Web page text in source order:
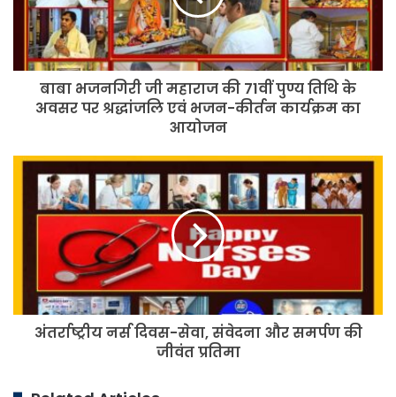
71वीं
तिथि
के
भजन-
कार्यक्रम
बाबा भजनगिरी जी महाराज की 71वीं पुण्य तिथि के
अवसर पर श्रद्धांजलि एवं भजन-कीर्तन कार्यक्रम का
आयोजन
अंतर्राष्ट्रीय
जीवंत
प्रतिमाअंतर्राष्ट्रीय नर्स दिवस-सेवा, संवेदना और समर्पण की
जीवंत प्रतिमा